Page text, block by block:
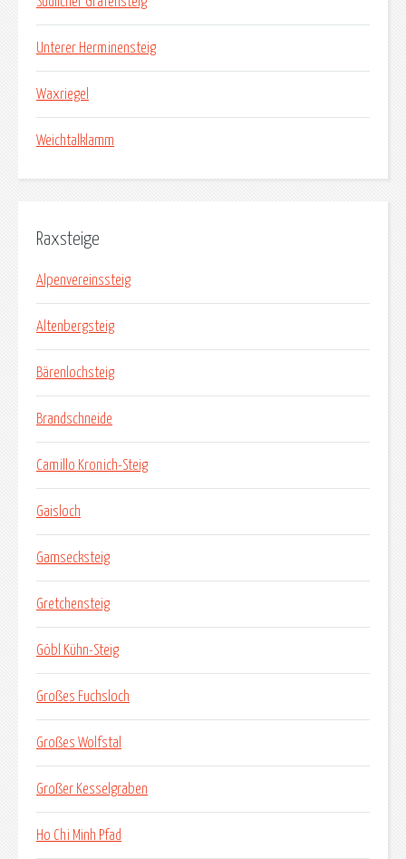
Unterer Herminensteig
Waxriegel
Weichtalklamm
Raxsteige
Alpenvereinssteig
Altenbergsteig
Bärenlochsteig
Brandschneide
Camillo Kronich-Steig
Gaisloch
Gamsecksteig
Gretchensteig
Göbl Kühn-Steig
Großes Fuchsloch
Großes Wolfstal
Großer Kesselgraben
Ho Chi Minh Pfad